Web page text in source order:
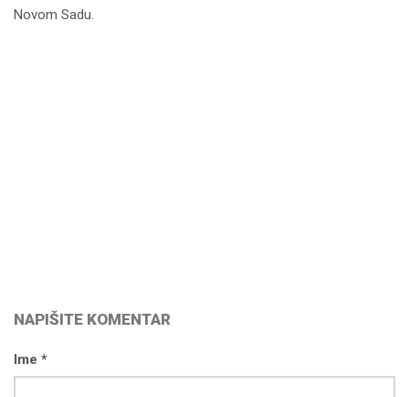
Novom Sadu.
NAPIŠITE KOMENTAR
Ime *